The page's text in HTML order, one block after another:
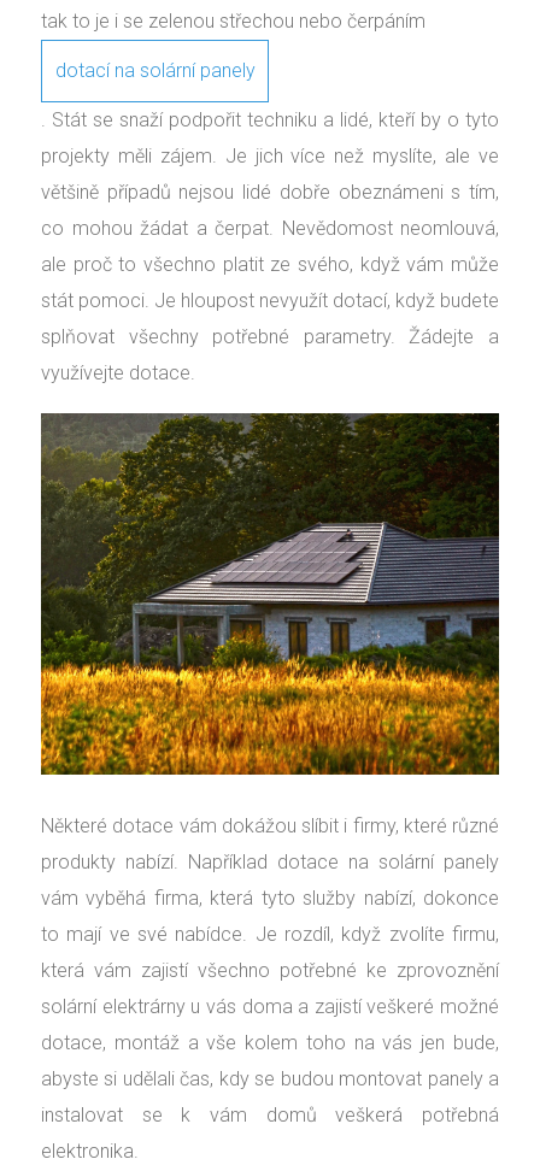
tak to je i se zelenou střechou nebo čerpáním
dotací na solární panely
. Stát se snaží podpořit techniku a lidé, kteří by o tyto
projekty měli zájem. Je jich více než myslíte, ale ve
většině případů nejsou lidé dobře obeznámeni s tím,
co mohou žádat a čerpat. Nevědomost neomlouvá,
ale proč to všechno platit ze svého, když vám může
stát pomoci. Je hloupost nevyužít dotací, když budete
splňovat všechny potřebné parametry. Žádejte a
využívejte dotace.
Některé dotace vám dokážou slíbit i firmy, které různé
produkty nabízí. Například dotace na solární panely
vám vyběhá firma, která tyto služby nabízí, dokonce
to mají ve své nabídce. Je rozdíl, když zvolíte firmu,
která vám zajistí všechno potřebné ke zprovoznění
solární elektrárny u vás doma a zajistí veškeré možné
dotace, montáž a vše kolem toho na vás jen bude,
abyste si udělali čas, kdy se budou montovat panely a
instalovat se k vám domů veškerá potřebná
elektronika.